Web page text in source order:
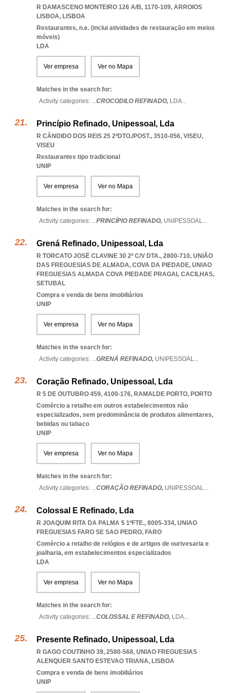
R DAMASCENO MONTEIRO 126 A/B, 1170-109, ARROIOS
LISBOA, LISBOA
Restaurantes, n.e. (inclui atividades de restauração em meios
móveis)
LDA
Ver empresa Ver no Mapa
Matches in the search for:
Activity categories: ...CROCODILO REFINADO, LDA...
Princípio Refinado, Unipessoal, Lda
R CÂNDIDO DOS REIS 25 2ºDTO./POST., 3510-056, VISEU,
VISEU
Restaurantes tipo tradicional
UNIP
Ver empresa Ver no Mapa
Matches in the search for:
Activity categories: ...PRINCÍPIO REFINADO, UNIPESSOAL...
Grená Refinado, Unipessoal, Lda
R TORCATO JOSÉ CLAVINE 30 2º C/V DTA., 2800-710, UNIÃO
DAS FREGUESIAS DE ALMADA, COVA DA PIEDADE, UNIAO
FREGUESIAS ALMADA COVA PIEDADE PRAGAL CACILHAS,
SETUBAL
Compra e venda de bens imobiliários
UNIP
Ver empresa Ver no Mapa
Matches in the search for:
Activity categories: ...GRENÁ REFINADO, UNIPESSOAL...
Coração Refinado, Unipessoal, Lda
R 5 DE OUTUBRO 459, 4100-176, RAMALDE PORTO, PORTO
Comércio a retalho em outros estabelecimentos não
especializados, sem predominância de produtos alimentares,
bebidas ou tabaco
UNIP
Ver empresa Ver no Mapa
Matches in the search for:
Activity categories: ...CORAÇÃO REFINADO, UNIPESSOAL...
Colossal E Refinado, Lda
R JOAQUIM RITA DA PALMA 5 1ºFTE., 8005-334, UNIAO
FREGUESIAS FARO SE SAO PEDRO, FARO
Comércio a retalho de relógios e de artigos de ourivesaria e
joalharia, em estabelecimentos especializados
LDA
Ver empresa Ver no Mapa
Matches in the search for:
Activity categories: ...COLOSSAL E REFINADO, LDA...
Presente Refinado, Unipessoal, Lda
R GAGO COUTINHO 39, 2580-568, UNIAO FREGUESIAS
ALENQUER SANTO ESTEVAO TRIANA, LISBOA
Compra e venda de bens imobiliários
UNIP